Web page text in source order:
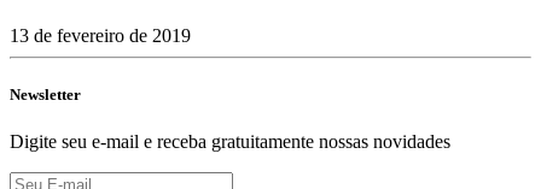
13 de fevereiro de 2019
Newsletter
Digite seu e-mail e receba gratuitamente nossas novidades